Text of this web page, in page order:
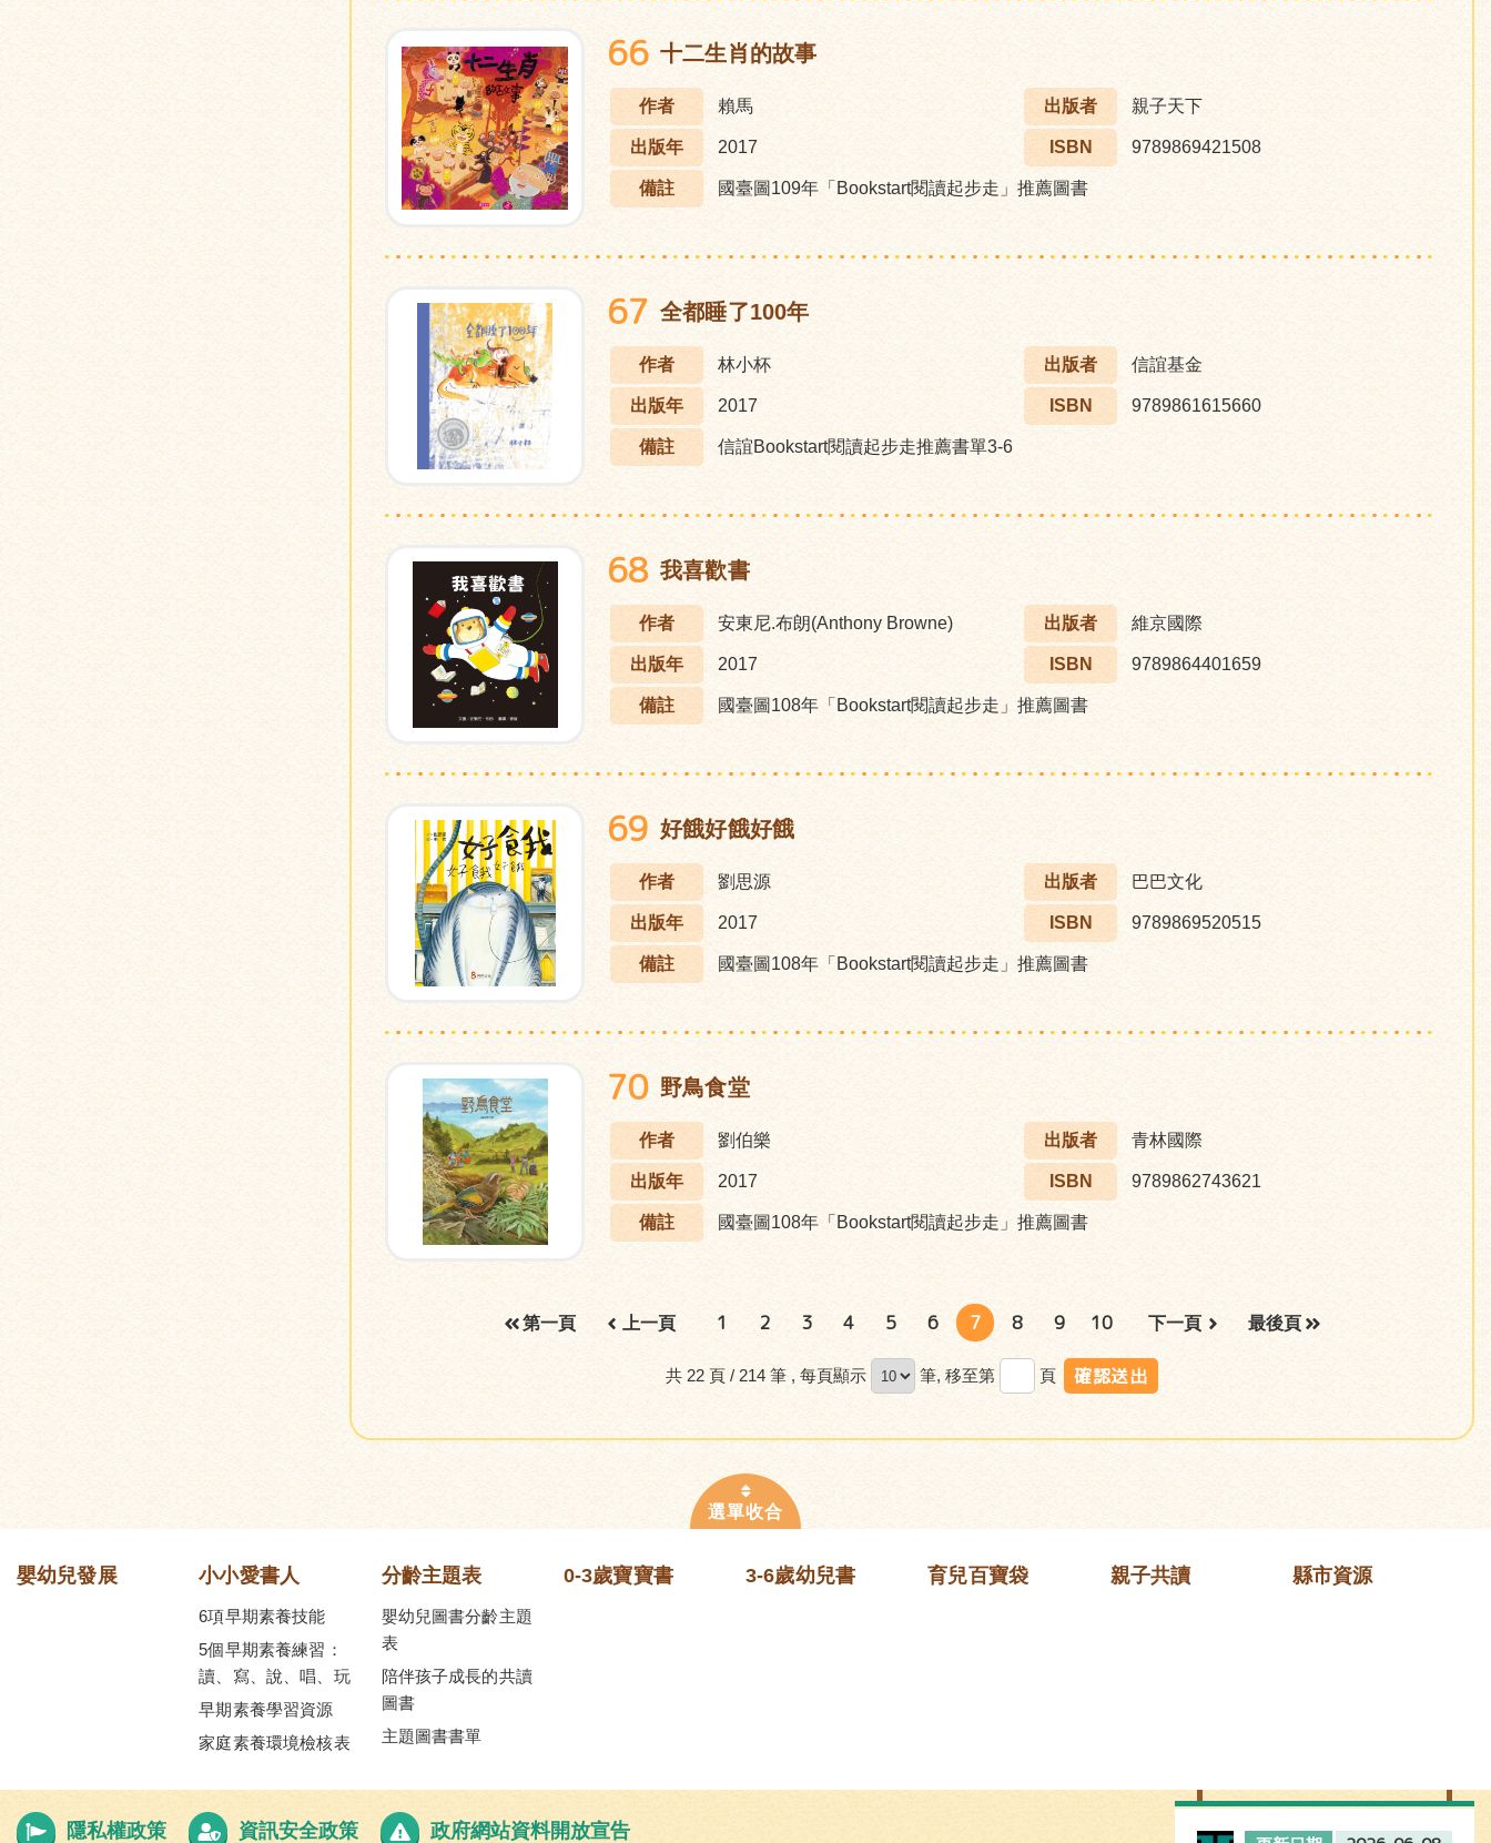
66 十二生肖的故事
作者 賴馬 出版者 親子天下
出版年 2017 ISBN 9789869421508
備註 國臺圖109年「Bookstart閱讀起步走」推薦圖書
67 全都睡了100年
作者 林小杯 出版者 信誼基金
出版年 2017 ISBN 9789861615660
備註 信誼Bookstart閱讀起步走推薦書單3-6
68 我喜歡書
作者 安東尼.布朗(Anthony Browne) 出版者 維京國際
出版年 2017 ISBN 9789864401659
備註 國臺圖108年「Bookstart閱讀起步走」推薦圖書
69 好餓好餓好餓
作者 劉思源 出版者 巴巴文化
出版年 2017 ISBN 9789869520515
備註 國臺圖108年「Bookstart閱讀起步走」推薦圖書
70 野鳥食堂
作者 劉伯樂 出版者 青林國際
出版年 2017 ISBN 9789862743621
備註 國臺圖108年「Bookstart閱讀起步走」推薦圖書
第一頁 上一頁 1 2 3 4 5 6 7 8 9 10 下一頁 最後頁
共 22 頁 / 214 筆 , 每頁顯示 筆, 移至第 頁
嬰幼兒發展 小小愛書人
6項早期素養技能
5個早期素養練習：
讀、寫、說、唱、玩
早期素養學習資源
家庭素養環境檢核表
分齡主題表
嬰幼兒圖書分齡主題
表
陪伴孩子成長的共讀
圖書
主題圖書書單
0-3歲寶寶書 3-6歲幼兒書 育兒百寶袋 親子共讀 縣市資源
隱私權政策 資訊安全政策 政府網站資料開放宣告